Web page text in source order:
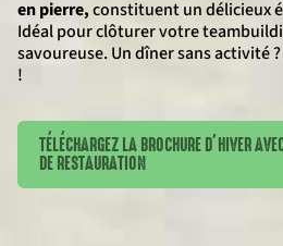
en pierre,constituent un délicieux
Idéal pour clôturer votre
savoureuse. Un dîner sans activité
!
TÉLÉCHARGEZ LA BROCHURE D’HIVER
DE RESTAURATION